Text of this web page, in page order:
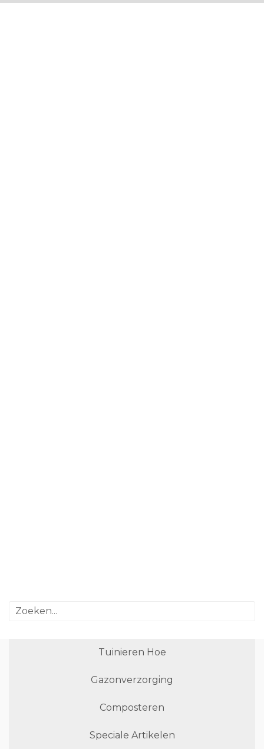
Tuinieren Hoe
Gazonverzorging
Composteren
Speciale Artikelen